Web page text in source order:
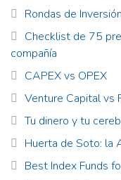
Rondas de
Checklist de 75
compañía
CAPEX vs OPEX
Venture Capital vs
Tu dinero y tu
Huerta de Soto: la
Best Index Funds